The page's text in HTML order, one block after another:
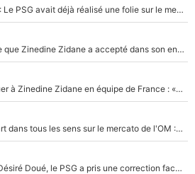
250M€ pour signer une star : Le PSG avait déjà réalisé une folie sur le mercato bien avant Neymar !
Voilà le seul homme politique que Zinedine Zidane a accepté dans son entourage : «Je garde un très bon souvenir de lui»
Franck Ribéry a osé s'attaquer à Zinedine Zidane en équipe de France : «Je n'aurais jamais fait ça»
Medina, Rulli, Paixao... ça part dans tous les sens sur le mercato de l'OM : Frank McCourt va enfin récupérer l'argent qu'il attend ?
Sans Ousmane Dembélé et Désiré Doué, le PSG a pris une correction face à Majorque : Luis Enrique attend avec impatience des renforts !